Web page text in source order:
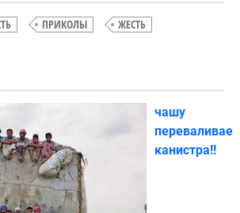
ПРИКОЛЫ ЖЕСТЬ
чашу
переваливает
канистра!!